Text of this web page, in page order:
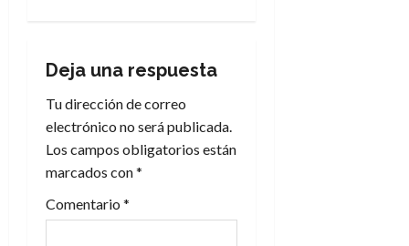
c
i
ó
n
d
Deja una respuesta
Tu dirección de correo
electrónico no será publicada.
Los campos obligatorios están
marcados con*
Comentario *